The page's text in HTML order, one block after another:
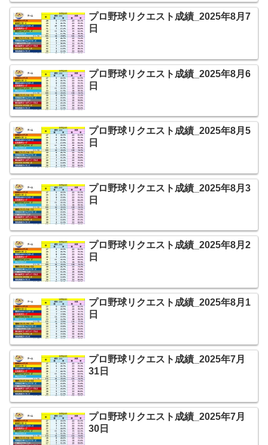
プロ野球リクエスト成績_2025年8月7
日
プロ野球リクエスト成績_2025年8月6
日
プロ野球リクエスト成績_2025年8月5
日
プロ野球リクエスト成績_2025年8月3
日
プロ野球リクエスト成績_2025年8月2
日
プロ野球リクエスト成績_2025年8月1
日
プロ野球リクエスト成績_2025年7月
31日
プロ野球リクエスト成績_2025年7月
30日